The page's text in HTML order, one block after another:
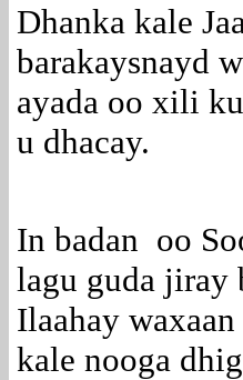
Dhanka kale
barakaysnayd
ayada oo xili
u dhacay.
In badan oo
lagu guda jiray
Ilaahay
kale nooga